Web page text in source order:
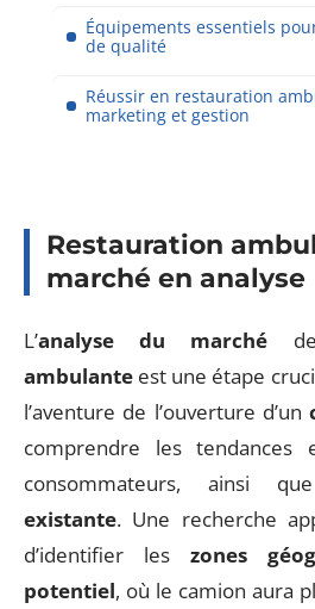
Équipements essentiels
de qualité
Réussir en restauration
marketing et gestion
Restauration
marché en analyse
L’analyse du marché
ambulante est une étape
l’aventure de l’ouverture d’un
comprendre les
consommateurs, ainsi
existante. Une recherche
d’identifier les zones
potentiel, où le camion aura